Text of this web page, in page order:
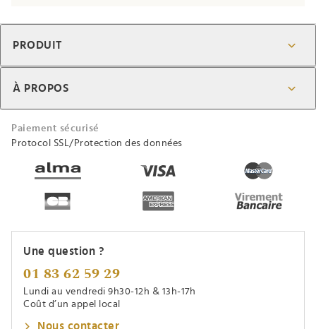
PRODUIT
À PROPOS
Paiement sécurisé
Protocol SSL/Protection des données
Une question ?
01 83 62 59 29
Lundi au vendredi 9h30-12h & 13h-17h
Coût d’un appel local
Nous contacter